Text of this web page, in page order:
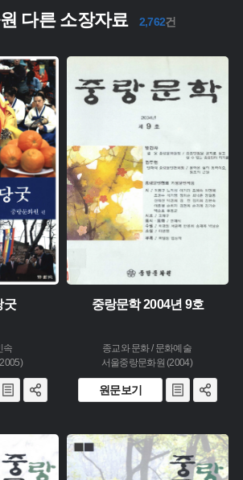
다른 소장자료 2,762건
굿
속
주제 :
소장 :
중랑문학 2004년 9호
종교와 문화 / 문화예술
서울중랑문화원 (2004)
원문보기